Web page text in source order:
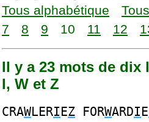
Tous alphabétique
7
8 9 10 11 12
Il y a 23 mots de dix
I, W et Z
CRAWLERIEZ FORWARDIE